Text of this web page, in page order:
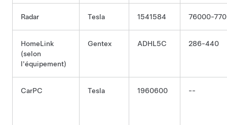
Radar Tesla 1541584 76000-
HomeLink
(selon
l'équipement)
Gentex ADHL5C 286-440
CarPC Tesla 1960600 --